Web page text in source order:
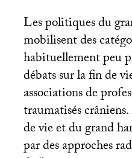
Les politiques du
mobilisent des
habituellement peu
débats sur la fin de
associations de
traumatisés
de vie et du grand
par des approches